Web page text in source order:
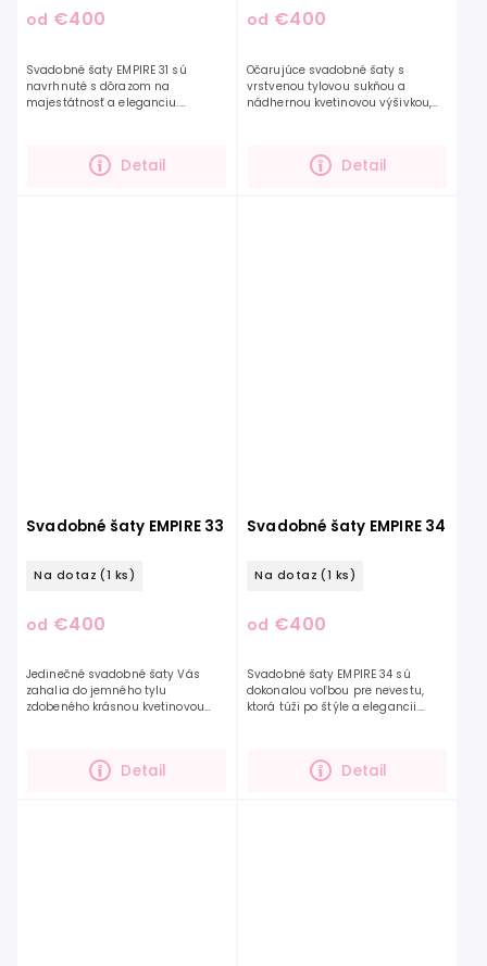
od €400
Detail
Svadobné šaty EMPIRE 31 sú
navrhnuté s dôrazom na
majestátnosť a eleganciu.
odvážnu a sebavedomú...
od €400
Detail
Očarujúce svadobné šaty s
vrstvenou tylovou sukňou a
nádhernou kvetinovou výšivkou,
výšivka vynikne na...
Svadobné šaty EMPIRE 33
Na dotaz (1 ks)
od €400
Detail
Jedinečné svadobné šaty Vás
zahalia do jemného tylu
zdobeného krásnou kvetinovou
ozdobený perleťovými gombíkmi....
Svadobné šaty EMPIRE 34
Na dotaz (1 ks)
od €400
Detail
Svadobné šaty EMPIRE 34 sú
dokonalou voľbou pre nevestu,
ktorá túži po štýle a elegancii.
ktorá sa jemne...